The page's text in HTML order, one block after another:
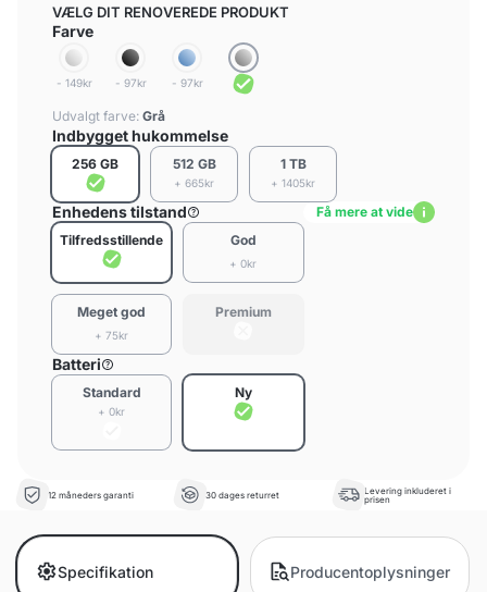
VÆLG DIT RENOVEREDE PRODUKT
Farve
- 149kr - 97kr - 97kr
Udvalgt farve: Grå
Indbygget hukommelse
256 GB 512 GB
+ 665kr
1 TB
+ 1405kr
Enhedens tilstand
Få mere at vide
Tilfredsstillende
God
+ 0kr
Meget god
+ 75kr
Premium
Batteri
Standard
+ 0kr
Ny
12 måneders garanti 30 dages returret
Levering inkluderet i
prisen
Specifikation Producentoplysninger